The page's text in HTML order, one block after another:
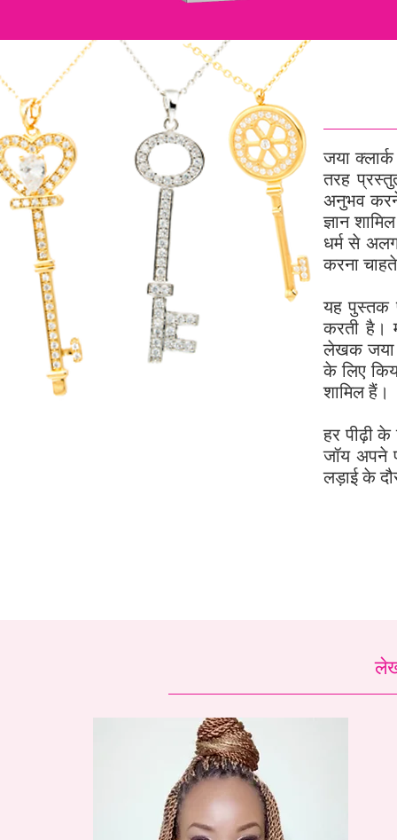
जया क्लार्क
तरह
अनुभव करने
ज्ञान
धर्म से
करना
यह पुस्तक
करती है।
लेखक जया
के लिए
शामिल हैं।
हर पीढ़ी
जॉय अपने
लड़ाई के